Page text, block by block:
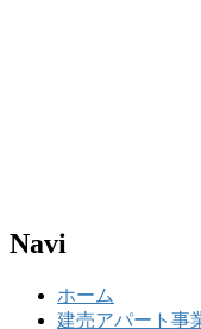
Navi
ホーム
建売アパート事